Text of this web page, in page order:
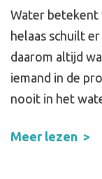
Water betekent
helaas schuilt
daarom altijd
iemand in de
nooit in het
Meer lezen